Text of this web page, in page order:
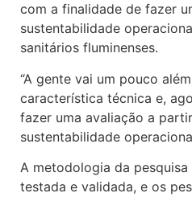
com a finalidade de fazer
sustentabilidade
sanitários fluminenses.
“A gente vai um pouco
característica técnica e,
fazer uma avaliação a
sustentabilidade
A metodologia da
testada e validada, e os